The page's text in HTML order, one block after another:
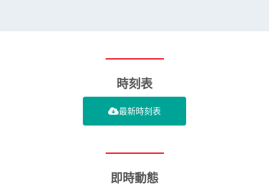
時刻表
最新時刻表
即時動態